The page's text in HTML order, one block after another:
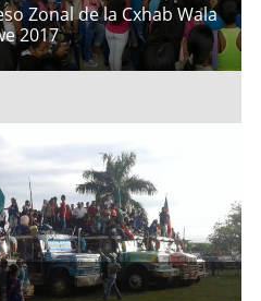
Zonal de la Cxhab Wala
2017